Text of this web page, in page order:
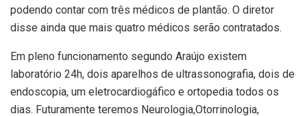
podendo contar com três médicos de plantão. O diretor
disse ainda que mais quatro médicos serão contratados.
Em pleno funcionamento segundo Araújo existem
laboratório 24h, dois aparelhos de ultrassonografia, dois de
endoscopia, um eletrocardiogáfico e ortopedia todos os
dias. Futuramente teremos Neurologia,Otorrinologia,